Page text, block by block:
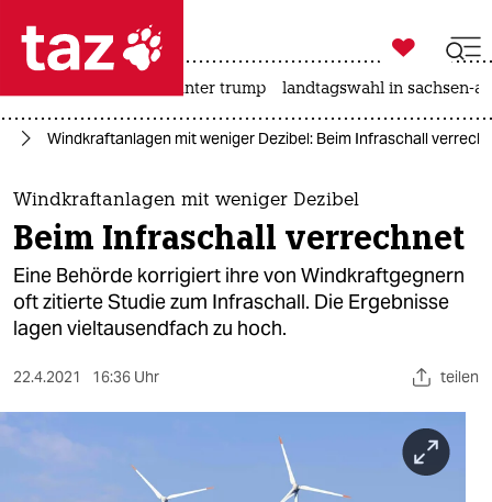
 taz zahl ich
taz zahl ich
themen
politik
öko
gesellschaft
sport

taz zahl ich
usa unter trump landtagswahl in sachsen-
Windkraftanlagen mit weniger Dezibel: Beim Infraschall
Windkraftanlagen mit weniger Dezibel
Beim Infraschall verrechnet
Eine Behörde korrigiert ihre von Windkraftgegnern
oft zitierte Studie zum Infraschall. Die Ergebnisse
lagen vieltausendfach zu hoch.
22.4.2021 16:36 Uhr teilen